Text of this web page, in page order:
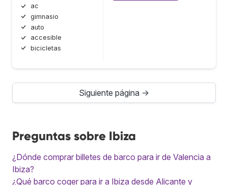
ac
gimnasio
auto
accesible
bicicletas
Siguiente página →
Preguntas sobre Ibiza
¿Dónde comprar billetes de barco para ir de Valencia a
Ibiza?
¿Qué barco coger para ir a Ibiza desde Alicante y